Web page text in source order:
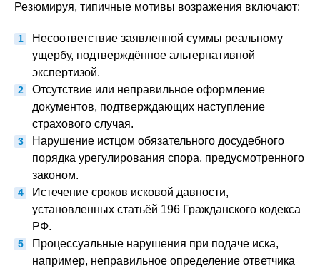
Резюмируя, типичные мотивы возражения включают:
Несоответствие заявленной суммы реальному
ущербу, подтверждённое альтернативной
экспертизой.
Отсутствие или неправильное оформление
документов, подтверждающих наступление
страхового случая.
Нарушение истцом обязательного досудебного
порядка урегулирования спора, предусмотренного
законом.
Истечение сроков исковой давности,
установленных статьёй 196 Гражданского кодекса
РФ.
Процессуальные нарушения при подаче иска,
например, неправильное определение ответчика